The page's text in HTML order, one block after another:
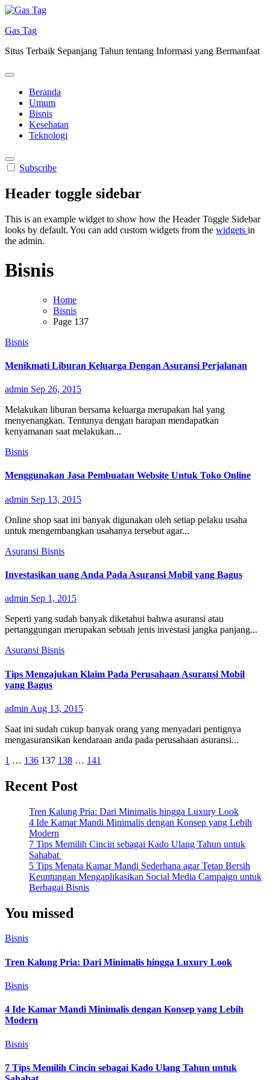
Skip
content
Gas Tag
Situs Terbaik Sepanjang Tahun tentang Informasi yang Bermanfaat
Beranda
Umum
Bisnis
Kesehatan
Teknologi
Subscribe
Header toggle sidebar
This is an example widget to show how the Header Toggle Sidebar
looks by default. You can add custom widgets from the widgets in
the admin.
Bisnis
Home
Bisnis
Page 137
Bisnis
Menikmati Liburan Keluarga Dengan Asuransi Perjalanan
admin Sep 26, 2015
Melakukan liburan bersama keluarga merupakan hal yang
menyenangkan. Tentunya dengan harapan mendapatkan
kenyamanan saat melakukan...
Bisnis
Menggunakan Jasa Pembuatan Website Untuk Toko Online
admin Sep 13, 2015
Online shop saat ini banyak digunakan oleh setiap pelaku usaha
untuk mengembangkan usahanya tersebut agar...
Asuransi Bisnis
Investasikan uang Anda Pada Asuransi Mobil yang Bagus
admin Sep 1, 2015
Seperti yang sudah banyak diketahui bahwa asuransi atau
pertanggungan merupakan sebuah jenis investasi jangka panjang...
Asuransi Bisnis
Tips Mengajukan Klaim Pada Perusahaan Asuransi Mobil
yang Bagus
admin Aug 13, 2015
Saat ini sudah cukup banyak orang yang menyadari pentignya
mengasuransikan kendaraan anda pada perusahaan asuransi...
Posts
pagination
1 … 136 137 138 … 141
Recent Post
Tren Kalung Pria: Dari Minimalis hingga Luxury Look
4 Ide Kamar Mandi Minimalis dengan Konsep yang Lebih
Modern
7 Tips Memilih Cincin sebagai Kado Ulang Tahun untuk
Sahabat
5 Tips Menata Kamar Mandi Sederhana agar Tetap Bersih
Keuntungan Mengaplikasikan Social Media Campaign untuk
Berbagai Bisnis
You missed
Bisnis
Tren Kalung Pria: Dari Minimalis hingga Luxury Look
Bisnis
4 Ide Kamar Mandi Minimalis dengan Konsep yang Lebih
Modern
Bisnis
7 Tips Memilih Cincin sebagai Kado Ulang Tahun untuk